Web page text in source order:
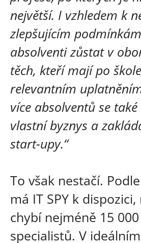
největší. I vzhledem k
zlepšujícím
absolventi zůstat v
těch, kteří mají po
relevantním
více absolventů se
vlastní byznys a
start-upy.“
To však nestačí.
má IT SPY k
chybí nejméně 15
specialistů. V